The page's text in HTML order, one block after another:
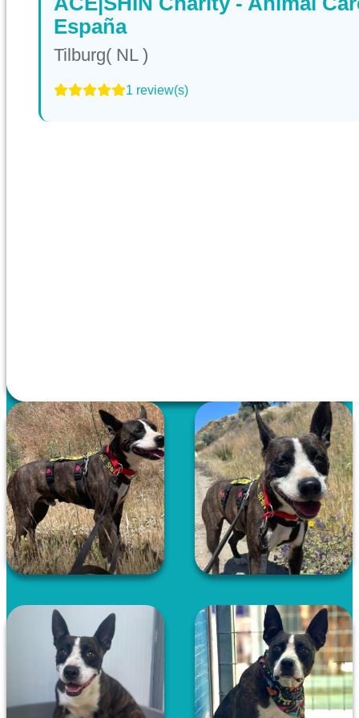
España
Tilburg( NL )
1 review(s)